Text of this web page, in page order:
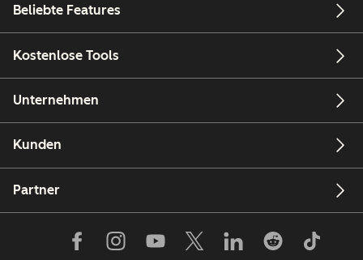
Beliebte Features
Kostenlose Tools
Unternehmen
Kunden
Partner